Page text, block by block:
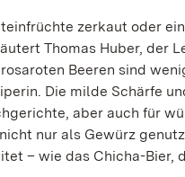
zerkaut oder
Thomas Huber, der
Beeren sind
Die milde Schärfe
aber auch für
nur als Gewürz
– wie das Chicha-Bier,